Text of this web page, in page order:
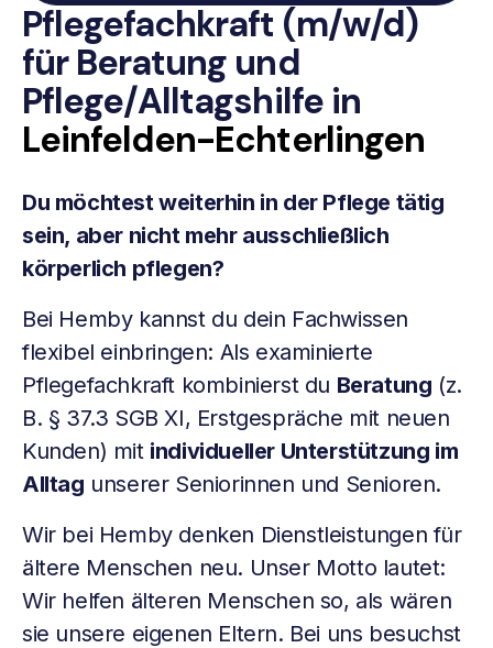
Pflegefachkraft (m/w/d)
für Beratung und
Pflege/Alltagshilfein
Leinfelden-Echterlingen
Du möchtest weiterhin in der Pflege tätig
sein, aber nicht mehr ausschließlich
körperlich pflegen?
Bei Hemby kannst du dein Fachwissen
flexibel einbringen: Als examinierte
Pflegefachkraft kombinierst du Beratung (z.
B. § 37.3 SGB XI, Erstgespräche mit neuen
Kunden) mit individueller Unterstützung im
Alltag unserer Seniorinnen und Senioren.
Wir bei Hemby denken Dienstleistungen für
ältere Menschen neu. Unser Motto lautet:
Wir helfen älteren Menschen so, als wären
sie unsere eigenen Eltern. Bei uns besuchst